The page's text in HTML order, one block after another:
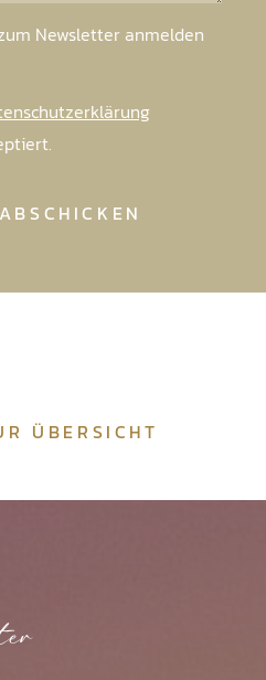
Newsletter anmelden
ÜBERSICHT